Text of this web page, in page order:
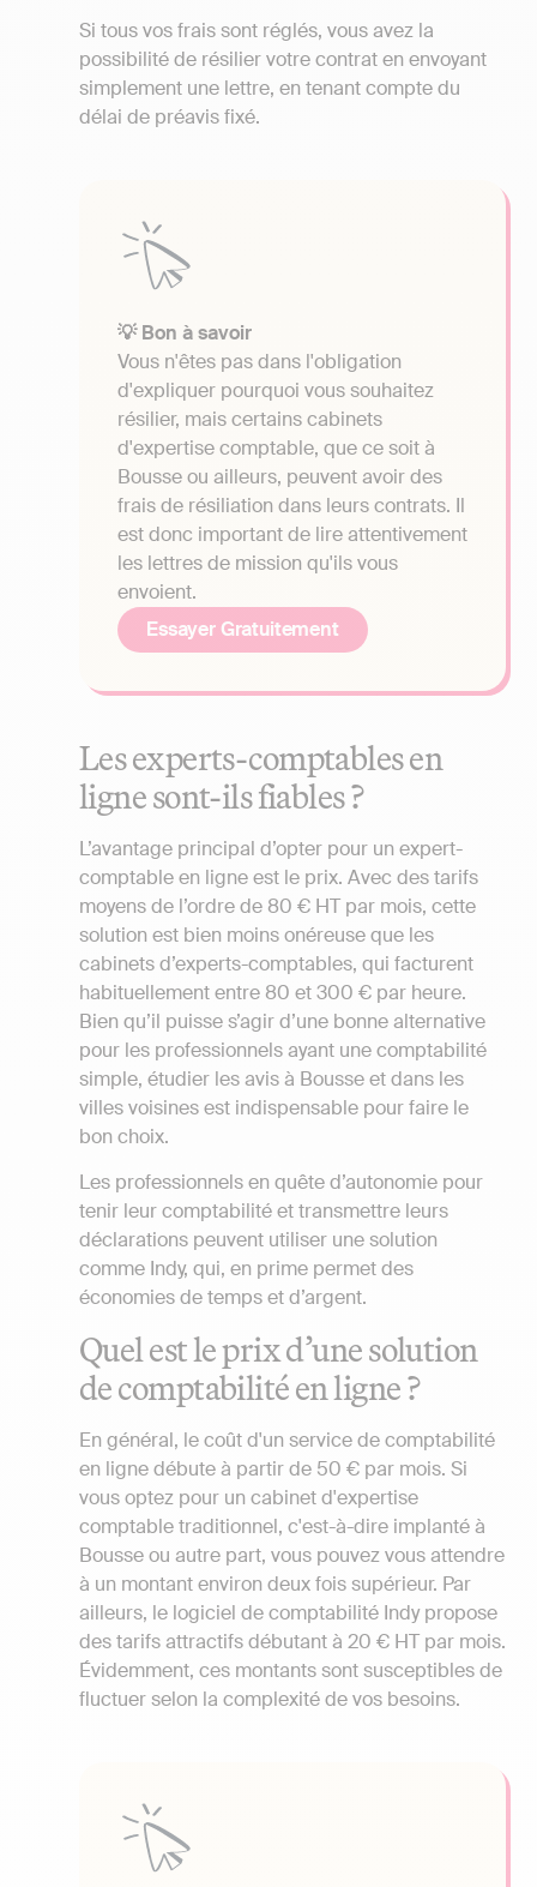
Si tous vos frais sont réglés, vous avez la
possibilité de résilier votre contrat en envoyant
simplement une lettre, en tenant compte du
délai de préavis fixé.
💡 Bon à savoir
Vous n'êtes pas dans l'obligation
d'expliquer pourquoi vous souhaitez
résilier, mais certains cabinets
d'expertise comptable, que ce soit à
Bousse ou ailleurs, peuvent avoir des
frais de résiliation dans leurs contrats. Il
est donc important de lire attentivement
les lettres de mission qu'ils vous
envoient.
Essayer Gratuitement
Les experts-comptables en
ligne sont-ils fiables ?
L’avantage principal d’opter pour un expert-
comptable en ligne est le prix. Avec des tarifs
moyens de l’ordre de 80 € HT par mois, cette
solution est bien moins onéreuse que les
cabinets d’experts-comptables, qui facturent
habituellement entre 80 et 300 € par heure.
Bien qu’il puisse s’agir d’une bonne alternative
pour les professionnels ayant une comptabilité
simple, étudier les avis à Bousse et dans les
villes voisines est indispensable pour faire le
bon choix.
Les professionnels en quête d’autonomie pour
tenir leur comptabilité et transmettre leurs
déclarations peuvent utiliser une solution
comme Indy, qui, en prime permet des
économies de temps et d’argent.
Quel est le prix d’une solution
de comptabilité en ligne ?
En général, le coût d'un service de comptabilité
en ligne débute à partir de 50 € par mois. Si
vous optez pour un cabinet d'expertise
comptable traditionnel, c'est-à-dire implanté à
Bousse ou autre part, vous pouvez vous attendre
à un montant environ deux fois supérieur. Par
ailleurs, le logiciel de comptabilité Indy propose
des tarifs attractifs débutant à 20 € HT par mois.
Évidemment, ces montants sont susceptibles de
fluctuer selon la complexité de vos besoins.